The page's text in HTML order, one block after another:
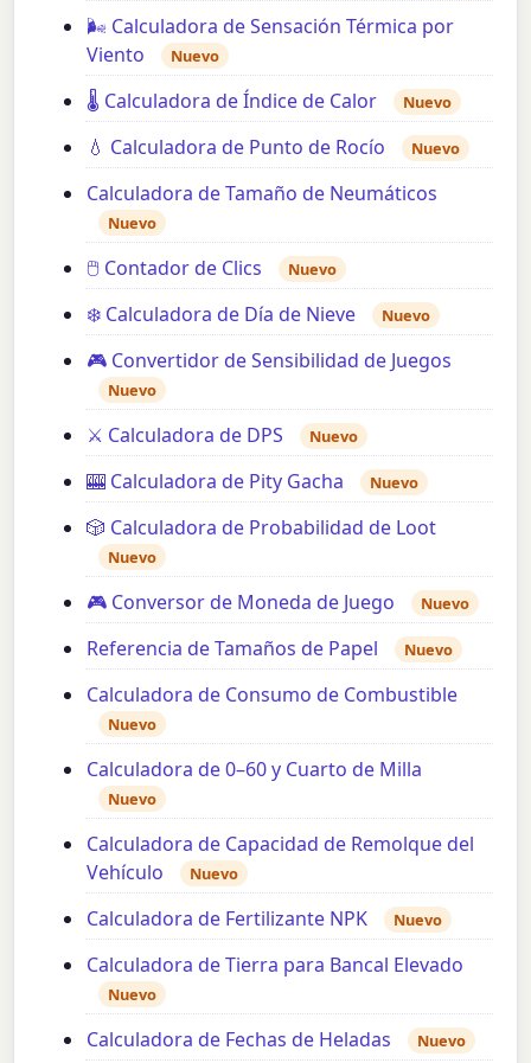
🌬️ Calculadora de Sensación Térmica por
Viento
Nuevo
🌡️ Calculadora de Índice de Calor Nuevo
💧 Calculadora de Punto de Rocío Nuevo
Calculadora de Tamaño de Neumáticos
Nuevo
🖱️ Contador de Clics Nuevo
❄️ Calculadora de Día de Nieve Nuevo
🎮 Convertidor de Sensibilidad de Juegos
Nuevo
⚔️ Calculadora de DPS Nuevo
🎰 Calculadora de Pity Gacha Nuevo
🎲 Calculadora de Probabilidad de Loot
Nuevo
🎮 Conversor de Moneda de Juego Nuevo
Referencia de Tamaños de Papel Nuevo
Calculadora de Consumo de Combustible
Nuevo
Calculadora de 0–60 y Cuarto de Milla
Nuevo
Calculadora de Capacidad de Remolque del
Vehículo
Nuevo
Calculadora de Fertilizante NPK Nuevo
Calculadora de Tierra para Bancal Elevado
Nuevo
Calculadora de Fechas de Heladas Nuevo